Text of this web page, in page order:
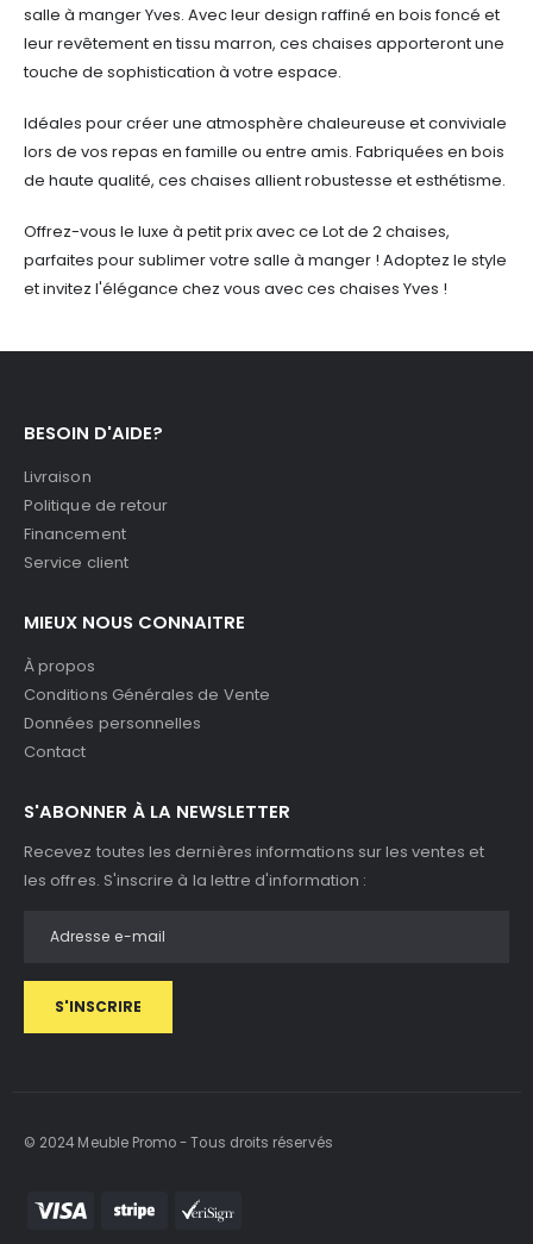
salle à manger Yves. Avec leur design raffiné en bois foncé et
leur revêtement en tissu marron, ces chaises apporteront une
touche de sophistication à votre espace.
Idéales pour créer une atmosphère chaleureuse et conviviale
lors de vos repas en famille ou entre amis. Fabriquées en bois
de haute qualité, ces chaises allient robustesse et esthétisme.
Offrez-vous le luxe à petit prix avec ce Lot de 2 chaises,
parfaites pour sublimer votre salle à manger ! Adoptez le style
et invitez l'élégance chez vous avec ces chaises Yves !
BESOIN D'AIDE?
Livraison
Politique de retour
Financement
Service client
MIEUX NOUS CONNAITRE
À propos
Conditions Générales de Vente
Données personnelles
Contact
S'ABONNER À LA NEWSLETTER
Recevez toutes les dernières informations sur les ventes et
les offres. S'inscrire à la lettre d'information :
S'INSCRIRE
© 2024 Meuble Promo - Tous droits réservés